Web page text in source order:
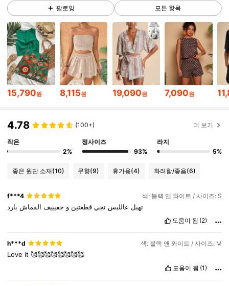
4.86 1.1M 팔로워
4.86 1.1M 팔로워
4.86 1.1M 팔로워
1.1M 팔로워
4.86 1.1M 팔로워
4.86
4.86 1.1M 팔로워
팔로잉 모든 항목
15,790원 8,115원 19,090원 7,090원
4.78 (100+) 더 보기
작은
2%
정사이즈
93%
라지
5%
좋은 원단 소재(10) 무향(9) 휴가용(4) 화려함/좋음(6)
f***4 색: 블랙 앤 와이트 / 사이즈: S
تهبل عاللبس تجي قطعتين و خفيييف القماش بارد
도움이 됨 (2)
h***d 색: 블랙 앤 와이트 / 사이즈: M
Love it🥰🥰🥰🥰🥰🥰🥰🥰
도움이 됨 (1)